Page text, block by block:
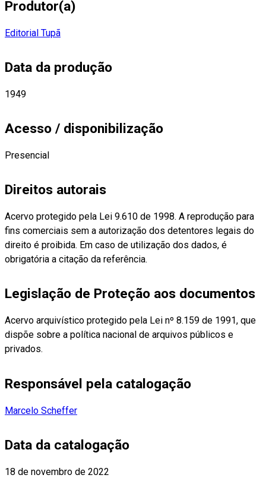
Produtor(a)
Editorial Tupã
Data da produção
1949
Acesso / disponibilização
Presencial
Direitos autorais
Acervo protegido pela Lei 9.610 de 1998. A reprodução para
fins comerciais sem a autorização dos detentores legais do
direito é proibida. Em caso de utilização dos dados, é
obrigatória a citação da referência.
Legislação de Proteção aos documentos
Acervo arquivístico protegido pela Lei nº 8.159 de 1991, que
dispõe sobre a política nacional de arquivos públicos e
privados.
Responsável pela catalogação
Marcelo Scheffer
Data da catalogação
18 de novembro de 2022